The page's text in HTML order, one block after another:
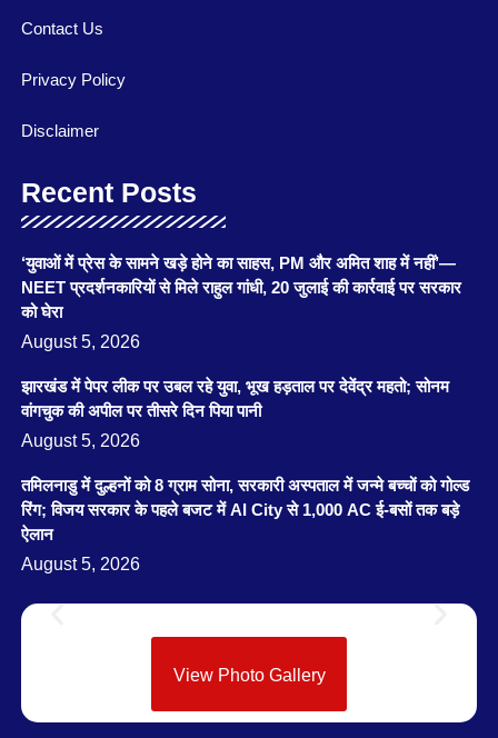
Contact Us
Privacy Policy
Disclaimer
Recent Posts
‘युवाओं में प्रेस के सामने खड़े होने का साहस, PM और अमित शाह में नहीं’—
NEET प्रदर्शनकारियों से मिले राहुल गांधी, 20 जुलाई की कार्रवाई पर सरकार
को घेरा
August 5, 2026
झारखंड में पेपर लीक पर उबल रहे युवा, भूख हड़ताल पर देवेंद्र महतो; सोनम
वांगचुक की अपील पर तीसरे दिन पिया पानी
August 5, 2026
तमिलनाडु में दुल्हनों को 8 ग्राम सोना, सरकारी अस्पताल में जन्मे बच्चों को गोल्ड
रिंग; विजय सरकार के पहले बजट में AI City से 1,000 AC ई-बसों तक बड़े
ऐलान
August 5, 2026
View Photo Gallery